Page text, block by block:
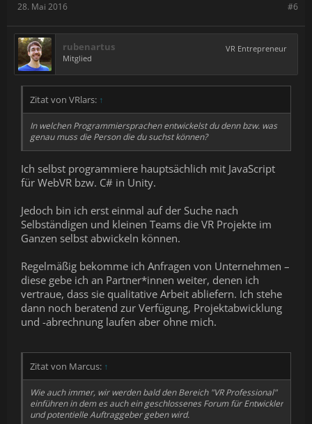
#6
28. Mai 2016
rubenartus
Mitglied
VR Entrepreneur
Zitat von VRlars: ↑
In welchen Programmiersprachen entwickelst du denn bzw. was
genau muss die Person die du suchst können?
Ich selbst programmiere hauptsächlich mit JavaScript
für WebVR bzw. C# in Unity.
Jedoch bin ich erst einmal auf der Suche nach
Selbständigen und kleinen Teams die VR Projekte im
Ganzen selbst abwickeln können.
Regelmäßig bekomme ich Anfragen von Unternehmen –
diese gebe ich an Partner*innen weiter, denen ich
vertraue, dass sie qualitative Arbeit abliefern. Ich stehe
dann noch beratend zur Verfügung, Projektabwicklung
und -abrechnung laufen aber ohne mich.
Zitat von Marcus: ↑
Wie auch immer, wir werden bald den Bereich "VR Professional"
einführen in dem es auch ein geschlossenes Forum für Entwickler
und potentielle Auftraggeber geben wird.